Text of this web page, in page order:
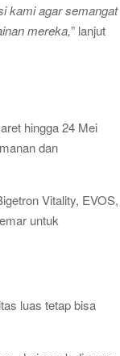
kami agar semangat
mereka,” lanjut
hingga 24 Mei
dan
Vitality, EVOS,
untuk
luas tetap bisa